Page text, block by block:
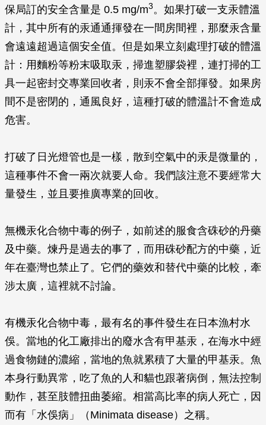
保局訂的安全含量是 0.5 mg/m3。如果打破一支汞體溫
計，其中所有的汞通通揮發在一間房間裡，那麼汞含量
會遠遠超過這個安全值。但是如果立刻處理打破的體溫
計：用麵粉等粉末吸取汞，掃進塑膠袋裡，連打掃的工
具一起密封交專業回收者，則汞不會全部揮發。如果房
間不是密閉的，通風良好，這種打破的體溫計不會造成
危害。
打破了日光燈管也是一樣，散到空氣中的汞是微量的，
這種事件不會一兩次就要人命。我們該注意不要經常大
量發生，並且要推廣專業的回收。
無機汞化合物中毒的例子，如前述的服食含硃砂的丹藥
及中藥。煉丹是過去的事了，而用硃砂配方的中藥，近
年在臺灣也禁止了。它們的藥效和替代中藥的比較，牽
涉太廣，這裡就不討論。
有機汞化合物中毒，最有名的事件發生在日本漁村水
俁。當地的化工廠排出的廢水含有甲基汞，在海水中經
過食物鏈的濃縮，當地的魚就累積了大量的甲基汞。魚
本身行動異常，吃了魚的人和貓也跟著病倒，無法控制
動作，甚至肢體扭曲萎縮。相當高比率的病人死亡，因
而有「水俁病」（Minimata disease）之稱。